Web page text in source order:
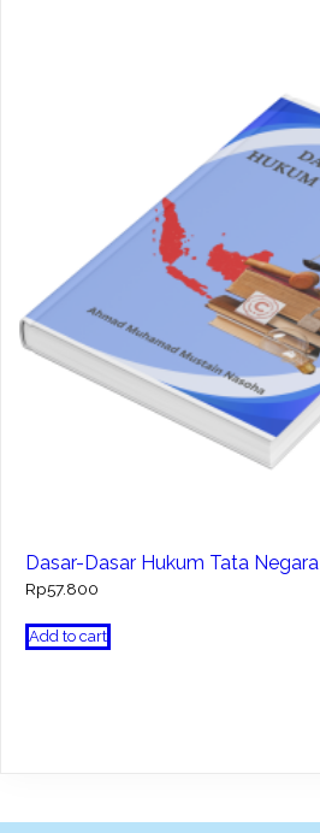
Dasar-Dasar Hukum Tata Negara
Rp57.800
Add to cart